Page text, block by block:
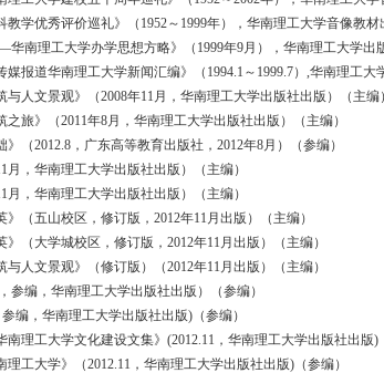
教学优秀评价巡礼》（1952～1999年），华南理工大学音像教
南理工大学办学思想方略》（1999年9月），华南理工大学出
报道华南理工大学新闻汇编》（1994.1～1999.7）,华南理工大
与人文景观》（2008年11月，华南理工大学出版社出版）（主编
旅》（2011年8月，华南理工大学出版社出版）（主编）
（2012.8，广东高等教育出版社，2012年8月）（参编）
月，华南理工大学出版社出版）（主编）
月，华南理工大学出版社出版）（主编）
（五山校区，修订版，2012年11月出版）（主编）
（大学城校区，修订版，2012年11月出版）（主编）
人文景观》（修订版）（2012年11月出版）（主编）
参编，华南理工大学出版社出版）（参编）
编，华南理工大学出版社出版)（参编）
理工大学文化建设文集》(2012.11，华南理工大学出版社出版)
工大学》（2012.11，华南理工大学出版社出版)（参编）